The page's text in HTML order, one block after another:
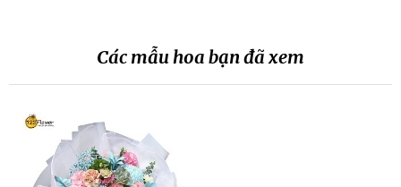
Các mẫu hoa bạn đã xem